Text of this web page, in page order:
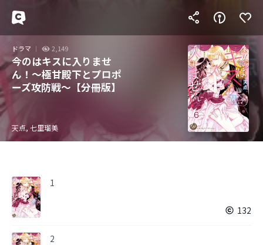
ドラマ 2,149
今のはキスに入りませ
ん！～極甘殿下とプロポ
ーズ攻防戦～【分冊版】
天点, 七里瑠美
1
132
2